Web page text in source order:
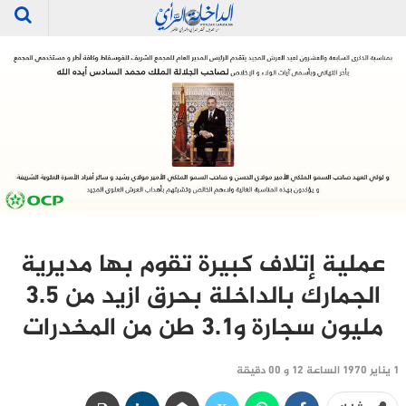
عملية إتلاف كبيرة تقوم بها مديرية
الجمارك بالداخلة بحرق ازيد من 3.5
مليون سجارة و3.1 طن من المخدرات
1 يناير 1970 الساعة 12 و 00 دقيقة